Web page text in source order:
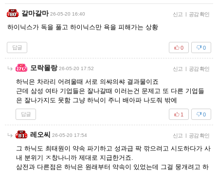
갈마갈마 26-05-20 16:40 신고 | 공감 확인
하이닉스가 독을 풀고 하이닉스만 욕을 피해가는 상황
답글 0
0
모락몰랑 26-05-20 17:52 신고 | 공감 확인
하닉은 차라리 어려울때 서로 의쌰의쌰 결과물이죠
근데 삼성 여타 기업들은 잘나갈때 이러는건 문제고 또 다른 기업들
은 잘나가지도 못함 그냥 하닉이 주니 배아파 나도줘 밖에
답글 0
1
레오씨 26-05-20 17:54 신고 | 공감 확인
그 하닉도 최태원이 약속 파기하고 성과급 팍 깎으려고 시도하다가 사
내 분위기 ㅈ창나니까 제대로 지급한거죠.
삼전과 다른점은 하닉은 원래부터 약속이 있었는데 그걸 뭉개려고 하